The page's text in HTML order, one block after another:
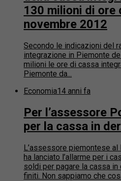
130 milioni di ore
novembre 2012
Secondo le indicazioni del
integrazione in Piemonte
milioni le ore di cassa
Piemonte da...
Economia14 anni fa
Per l’assessore
per la cassa in
L’assessore piemontese
ha lanciato l’allarme per i
soldi per pagare la cassa
finiti. Non sappiamo che